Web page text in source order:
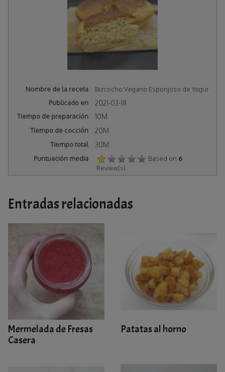
Nombre de la receta
Bizcocho Vegano Esponjoso de Yogur
Publicado en
2021-03-18
Tiempo de preparación 10M
Tiempo de cocción 20M
Tiempo total 30M
Puntuación media Based on 6
Review(s)
Entradas relacionadas
Mermelada de Fresas
Casera
Patatas al horno